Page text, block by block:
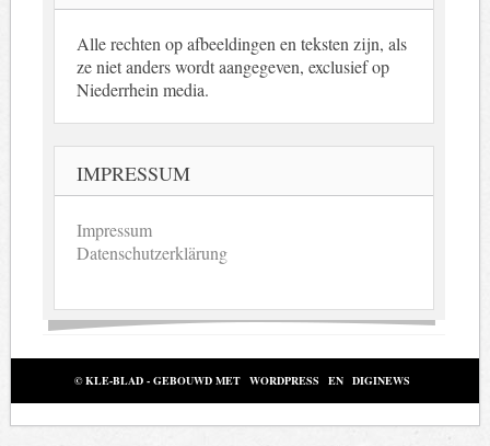
Alle rechten op afbeeldingen en teksten zijn, als
ze niet anders wordt aangegeven, exclusief op
Niederrhein media.
IMPRESSUM
Impressum
Datenschutzerklärung
© KLE-BLAD - GEBOUWD MET WORDPRESS EN DIGINEWS